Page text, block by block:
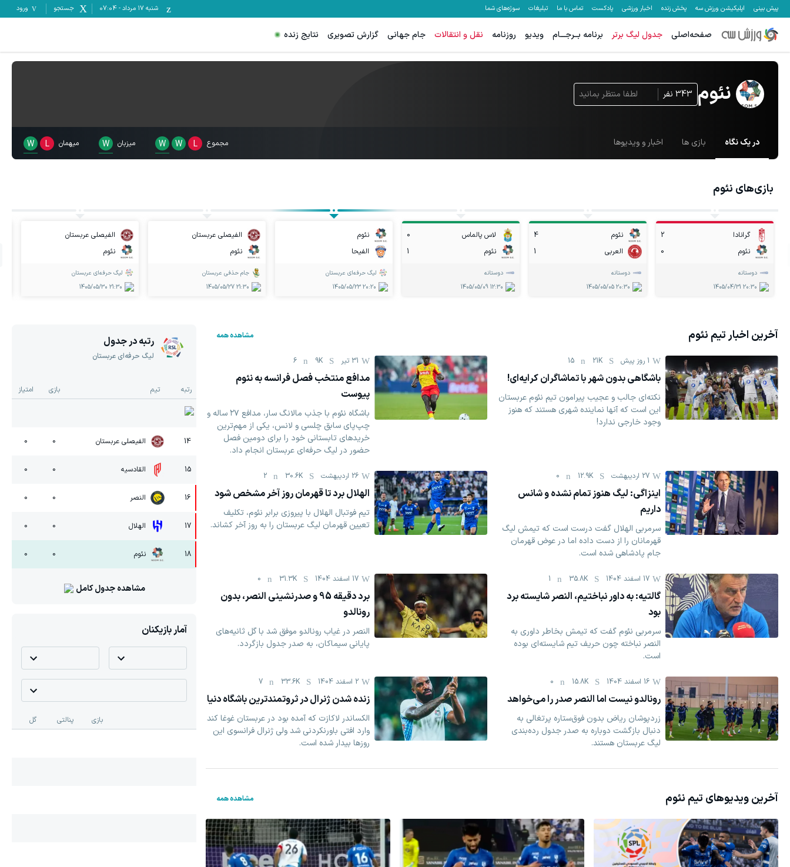
پیش بینی اپلیکیشن ورزش سه پخش زنده اخبار ورزشی پادکست تماس با ما تبلیغات سوژه‌های شما شنبه ۱۷ مرداد -
07:04 جستجو ورود
صفحه‌اصلی جدول لیگ برتر برنامه بــرجـــام ویدیو روزنامه نقل و انتقالات جام جهانی گزارش تصویری نتایج زنده
نئوم 343 نفر لطفا منتظر بمانید
در یک نگاه بازی ها اخبار و ویدیوها مجموع L
W
W میزبان W میهمان L
W
بازی‌های نئوم
گرانادا
2
نئوم
0
دوستانه
1405/04/31 20:30
نئوم
4
العربی
1
دوستانه
1405/05/05 20:30
لاس پالماس
0
نئوم
1
دوستانه
1405/05/09 12:30
نئوم
الفیحا
لیگ حرفه‌ای عربستان
1405/05/23 20:20
الفیصلی عربستان
نئوم
جام حذفی عربستان
1405/05/27 21:30
الفیصلی عربستان
نئوم
لیگ حرفه‌ای عربستان
1405/05/30 21:30
آخرین اخبار تیم نئوم مشاهده همه
1 روز پیش 21K
15
باشگاهی بدون شهر با تماشاگران کرایه‌ای!
نکته‌ای جالب و عجیب پیرامون تیم نئوم عربستان
این است که آنها نماینده شهری هستند که هنوز
وجود خارجی ندارد!
31 تیر 9K
6
مدافع منتخب فصل فرانسه به نئوم
پیوست
باشگاه نئوم با جذب مالانگ سار، مدافع ۲۷ ساله و
چپ‌پای سابق چلسی و لانس، یکی از مهم‌ترین
خریدهای تابستانی خود را برای دومین فصل
حضور در لیگ حرفه‌ای عربستان انجام داد.
27 اردیبهشت 12.9K
0
اینزاگی: لیگ هنوز تمام نشده و شانس
داریم
سرمربی الهلال گفت درست است که تیمش لیگ
قهرمانان را از دست داده اما در عوض قهرمان
جام پادشاهی شده است.
26 اردیبهشت 30.6K
2
الهلال برد تا قهرمان روز آخر مشخص شود
تیم فوتبال الهلال با پیروزی برابر نئوم، تکلیف
تعیین قهرمان لیگ عربستان را به روز آخر کشاند.
17 اسفند 1404 35.8K
1
گالتیه: به داور نباختیم، النصر شایسته برد
بود
سرمربی نئوم گفت که تیمش بخاطر داوری به
النصر نباخته چون حریف تیم شایسته‌ای بوده
است.
17 اسفند 1404 31.3K
0
برد دقیقه 95 و صدرنشینی النصر، بدون
رونالدو
النصر در غیاب رونالدو موفق شد با گل ثانیه‌های
پایانی سیماکان، به صدر جدول بازگردد.
16 اسفند 1404 15.8K
0
رونالدو نیست اما النصر صدر را می‌خواهد
زردپوشان ریاض بدون فوق‌ستاره پرتغالی به
دنبال بازگشت دوباره به صدر جدول رده‌بندی
لیگ عربستان هستند.
2 اسفند 1404 33.6K
7
زنده شدن ژنرال در ثروتمندترین باشگاه دنیا
الکساندر لاکازت که آمده بود در عربستان غوغا کند
وارد افتی باورنکردنی شد ولی ژنرال فرانسوی این
روزها بیدار شده است.
آخرین ویدیوهای تیم نئوم مشاهده همه
رتبه در جدول
لیگ حرفه‌ای عربستان
رتبه تیم بازی امتیاز
14 الفیصلی عربستان 0
0
15 القادسیه 0
0
16 النصر 0
0
17 الهلال 0
0
18 نئوم 0
0
مشاهده جدول کامل
آمار بازیکنان
بازی پنالتی گل